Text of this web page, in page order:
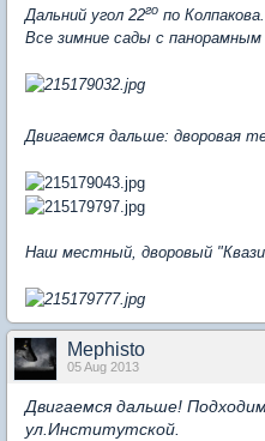
Дальний угол 22го по
Все зимние сады с панорамным
Двигаемся дальше: дворовая
Наш местный, дворовый
Mephisto
05 Aug 2013
Двигаемся дальше!
ул.Институтской.